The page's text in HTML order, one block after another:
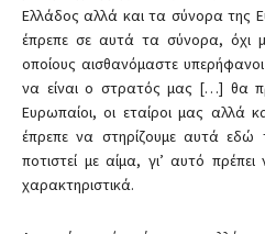
Ελλάδος αλλά και τα σύνορα της
έπρεπε σε αυτά τα σύνορα, όχι
οποίους αισθανόμαστε
να είναι ο στρατός μας […] θα
Ευρωπαίοι, οι εταίροι μας αλλά
έπρεπε να στηρίζουμε αυτά εδώ
ποτιστεί με αίμα, γι’ αυτό
χαρακτηριστικά.